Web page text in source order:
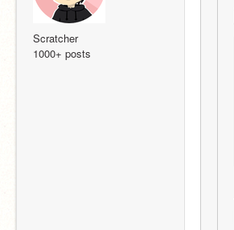
Scratcher
1000+ posts